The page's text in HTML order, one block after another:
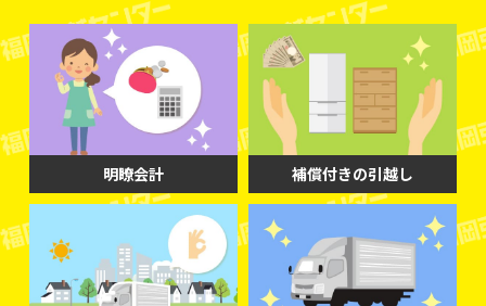
明瞭会計 補償付きの引越し